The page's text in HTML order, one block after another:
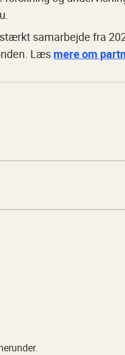
samarbejde fra
Læs mere om